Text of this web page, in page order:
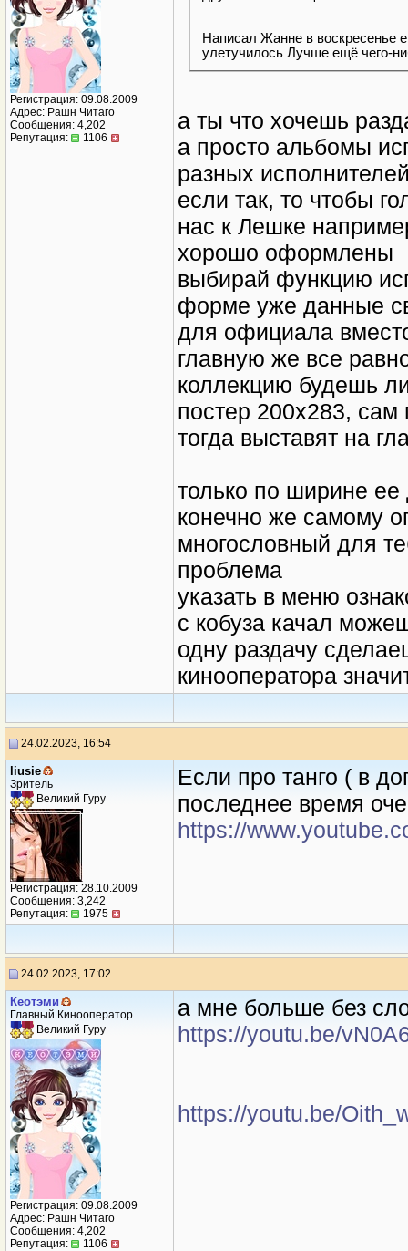
Регистрация: 09.08.2009
Адрес: Рашн Читаго
Сообщения: 4,202
Репутация:
1106
Написал Жанне в воскресенье
улетучилось Лучше ещё чего-
а ты что хочешь
а просто альбомы
разных
если так, то чтобы
нас к Лешке
хорошо оформлены
выбирай функцию
форме уже данные
для официала
главную же все
коллекцию будешь
постер 200х283, сам
тогда выставят на
только по ширине ее
конечно же самому
многословный для
проблема
указать в меню
с кобуза качал
одну раздачу
кинооператора
24.02.2023, 16:54
liusie
Зритель
Великий Гуру
Регистрация: 28.10.2009
Сообщения: 3,242
Репутация:
1975
Если про танго ( в
последнее время
https://
24.02.2023, 17:02
Кеотэми
Главный Кинооператор
Великий Гуру
Регистрация: 09.08.2009
Адрес: Рашн Читаго
Сообщения: 4,202
Репутация:
1106
а мне больше без
https://youtu.be/
https://youtu.be/